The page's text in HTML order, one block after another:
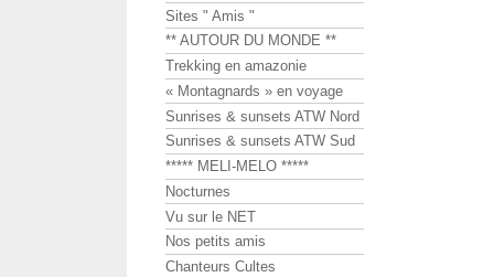
Sites " Amis "
** AUTOUR DU MONDE **
Trekking en amazonie
« Montagnards » en voyage
Sunrises & sunsets ATW Nord
Sunrises & sunsets ATW Sud
***** MELI-MELO *****
Nocturnes
Vu sur le NET
Nos petits amis
Chanteurs Cultes